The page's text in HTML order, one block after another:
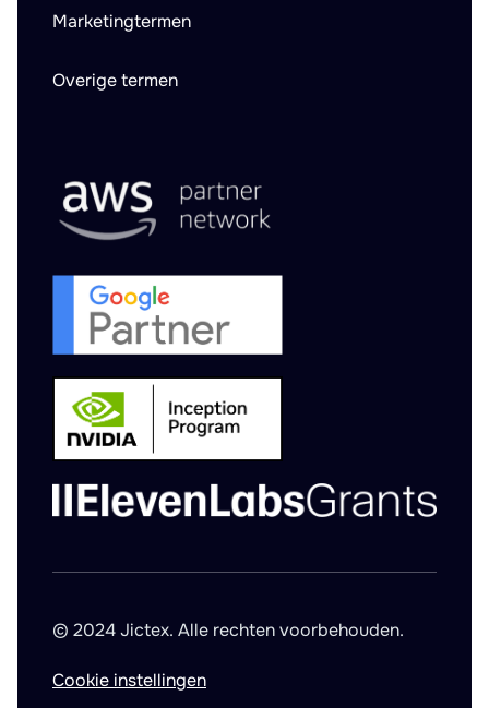
Marketingtermen
Overige termen
© 2024 Jictex. Alle rechten voorbehouden.
Cookie instellingen